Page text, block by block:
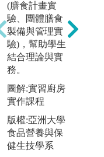
2.以個案研討
與研究（Case
Teaching）為
主的教學。
圖解:廖瑞銘老
小組教學及個
案討論
(膳食計畫實
驗、團體膳食
製備與管理實
驗)，幫助學生
結合理論與實
務。
圖解:實習廚房
實作課程
版權:亞洲大學
食品營養與保
健生技學系